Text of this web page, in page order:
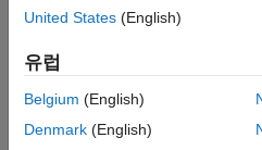
예제
모두 축소
United States (English)
유럽
Belgium (English)
Denmark (English)